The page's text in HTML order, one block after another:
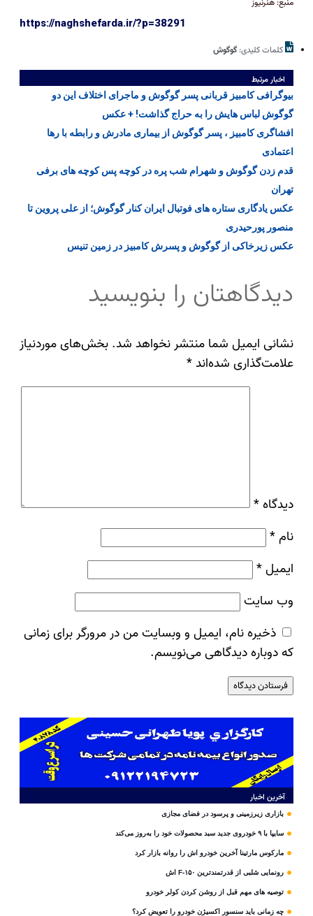
منبع: هنرنیوز
https://naghshefarda.ir/?p=38291
کلمات کلیدی: گوگوش
اخبار مرتبط
بیوگرافی کامبیز قربانی پسر گوگوش و ماجرای اختلاف این دو
گوگوش لباس هایش را به حراج گذاشت! + عکس
افشاگری کامبیز ، پسر گوگوش از بیماری مادرش و رابطه با رها
اعتمادی
قدم زدن گوگوش و شهرام شب پره در کوچه پس کوچه های برفی
تهران
عکس یادگاری ستاره های فوتبال ایران کنار گوگوش؛ از علی پروین تا
منصور پورحیدری
عکس زیرخاکی از گوگوش و پسرش کامبیز در زمین تنیس
دیدگاهتان را بنویسید
نشانی ایمیل شما منتشر نخواهد شد. بخش‌های موردنیاز
علامت‌گذاری شده‌اند*
دیدگاه *
نام*
ایمیل*
وب‌ سایت
ذخیره نام، ایمیل و وبسایت من در مرورگر برای زمانی
که دوباره دیدگاهی می‌نویسم.
آخرین اخبار
بازاری زیرزمینی و پرسود در فضای مجازی
سایپا با ۹ خودروی جدید سبد محصولات خود را به‌روز می‌کند
مارکوس مارتینا آخرین خودرو اش را روانه بازار کرد
رونمایی شلبی از قدرتمندترین F-۱۵۰ اش
توصیه های مهم قبل از روشن کردن کولر خودرو
چه زمانی باید سنسور اکسیژن خودرو را تعویض کرد؟